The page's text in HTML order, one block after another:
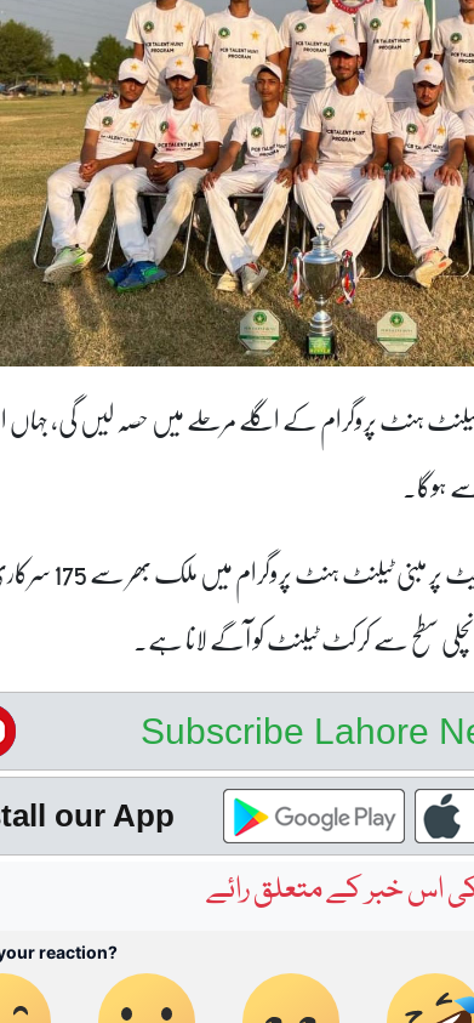
ہنٹ پروگرام کے اگلے مرحلے میں حصہ لیں گی، جہاں
ہوگا۔
سطح سے کرکٹ ٹیلنٹ کو آگے لانا ہے۔
Subscribe Lahore
our App
اس خبر کے متعلق رائے